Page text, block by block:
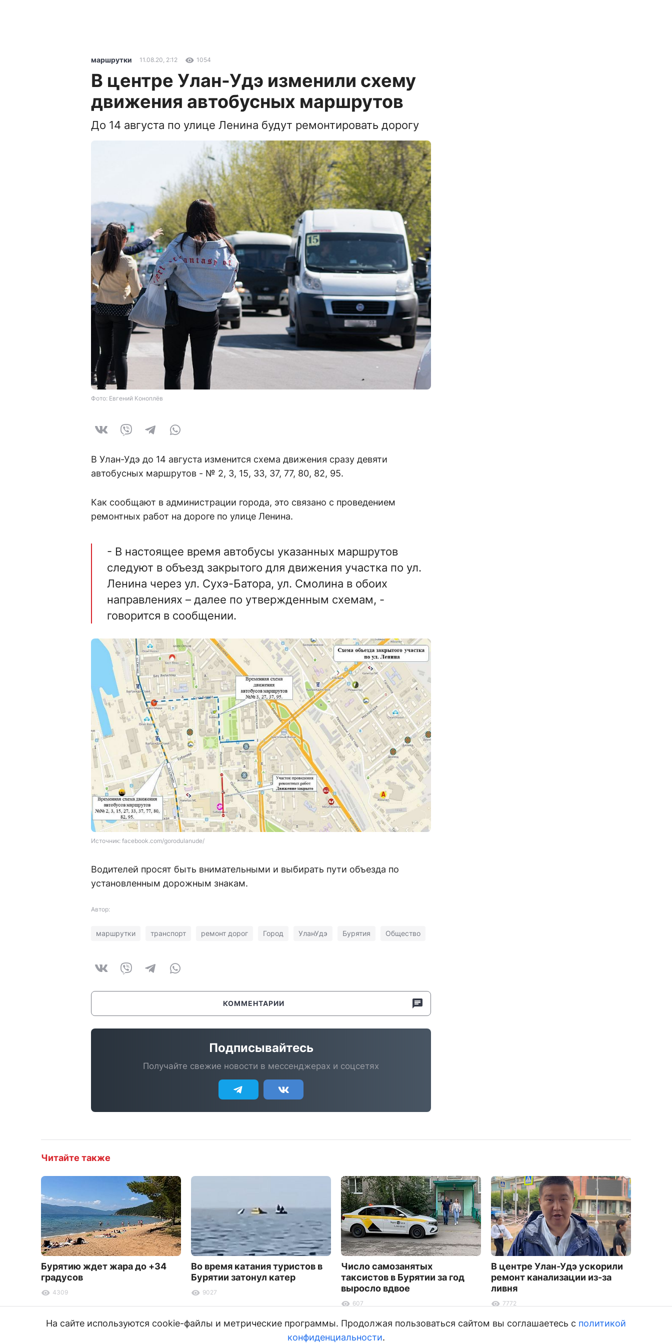
маршрутки 11.08.20, 2:12 1054
В центре Улан-Удэ изменили схему
движения автобусных маршрутов
До 14 августа по улице Ленина будут ремонтировать дорогу
Фото: Евгений Коноплёв
В Улан-Удэ до 14 августа изменится схема движения сразу девяти
автобусных маршрутов - № 2, 3, 15, 33, 37, 77, 80, 82, 95.
Как сообщают в администрации города, это связано с проведением
ремонтных работ на дороге по улице Ленина.⠀
- В настоящее время автобусы указанных маршрутов
следуют в объезд закрытого для движения участка по ул.
Ленина через ул. Сухэ-Батора, ул. Смолина в обоих
направлениях – далее по утвержденным схемам, -
говорится в сообщении.
Источник: facebook.com/gorodulanude/
Водителей просят быть внимательными и выбирать пути объезда по
установленным дорожным знакам.
Автор:
маршрутки транспорт ремонт дорог Город УланУдэ Бурятия Общество
КОММЕНТАРИИ
Подписывайтесь
Получайте свежие новости в мессенджерах и соцсетях
Читайте также
Бурятию ждет жара до +34
градусов
4309
Во время катания туристов в
Бурятии затонул катер
9027
Число самозанятых
таксистов в Бурятии за год
выросло вдвое
607
В центре Улан-Удэ ускорили
ремонт канализации из-за
ливня
7772
На сайте используются cookie-файлы и метрические программы. Продолжая пользоваться сайтом вы соглашаетесь с политикой
конфиденциальности.